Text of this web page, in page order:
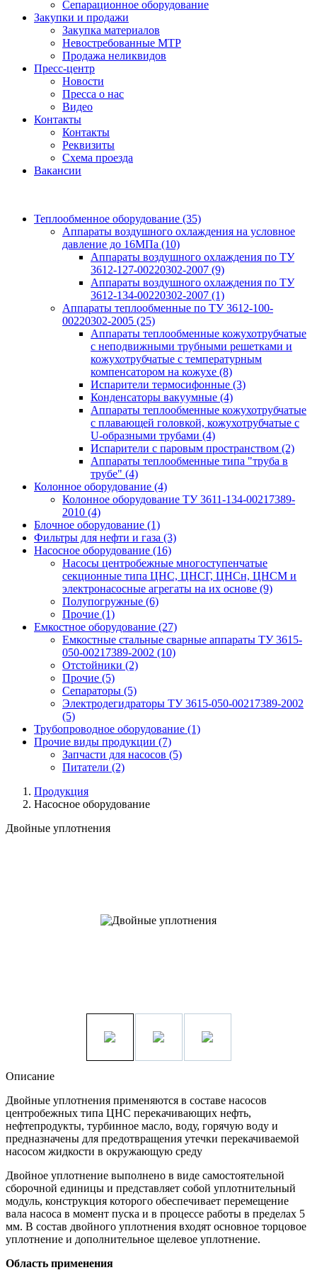
Сепарационное оборудование
Закупки и продажи
Закупка материалов
Невостребованные МТР
Продажа неликвидов
Пресс-центр
Новости
Пресса о нас
Видео
Контакты
Контакты
Реквизиты
Схема проезда
Вакансии
Теплообменное оборудование (35)
Аппараты воздушного охлаждения на условное
давление до 16МПа (10)
Аппараты воздушного охлаждения по ТУ
3612-127-00220302-2007 (9)
Аппараты воздушного охлаждения по ТУ
3612-134-00220302-2007 (1)
Аппараты теплообменные по ТУ 3612-100-
00220302-2005 (25)
Аппараты теплообменные кожухотрубчатые
с неподвижными трубными решетками и
кожухотрубчатые с температурным
компенсатором на кожухе (8)
Испарители термосифонные (3)
Конденсаторы вакуумные (4)
Аппараты теплообменные кожухотрубчатые
с плавающей головкой, кожухотрубчатые с
U-образными трубами (4)
Испарители с паровым пространством (2)
Аппараты теплообменные типа "труба в
трубе" (4)
Колонное оборудование (4)
Колонное оборудование ТУ 3611-134-00217389-
2010 (4)
Блочное оборудование (1)
Фильтры для нефти и газа (3)
Насосное оборудование (16)
Насосы центробежные многоступенчатые
секционные типа ЦНС, ЦНСГ, ЦНСн, ЦНСМ и
электронасосные агрегаты на их основе (9)
Полупогружные (6)
Прочие (1)
Емкостное оборудование (27)
Емкостные стальные сварные аппараты ТУ 3615-
050-00217389-2002 (10)
Отстойники (2)
Прочие (5)
Сепараторы (5)
Электродегидраторы ТУ 3615-050-00217389-2002
(5)
Трубопроводное оборудование (1)
Прочие виды продукции (7)
Запчасти для насосов (5)
Питатели (2)
Продукция
Насосное оборудование
Двойные уплотнения
Описание
Двойные уплотнения применяются в составе насосов
центробежных типа ЦНС перекачивающих нефть,
нефтепродукты, турбинное масло, воду, горячую воду и
предназначены для предотвращения утечки перекачиваемой
насосом жидкости в окружающую среду
Двойное уплотнение выполнено в виде самостоятельной
сборочной единицы и представляет собой уплотнительный
модуль, конструкция которого обеспечивает перемещение
вала насоса в момент пуска и в процессе работы в пределах 5
мм. В состав двойного уплотнения входят основное торцовое
уплотнение и дополнительное щелевое уплотнение.
Область применения